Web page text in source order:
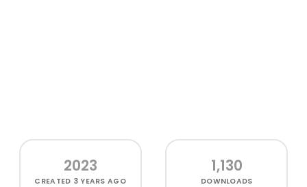
2023
CREATED 3 YEARS AGO
1,130
DOWNLOADS